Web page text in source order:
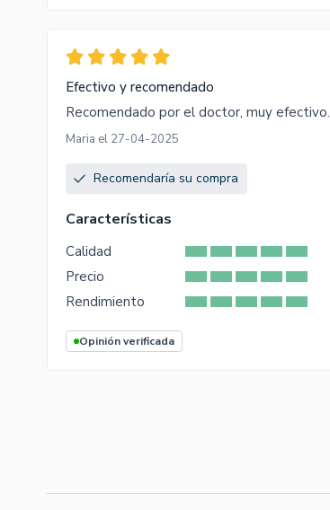
Efectivo y recomendado
Recomendado por el doctor, muy efectivo.
Maria el 27-04-2025
Recomendaría su compra
Características
Calidad
Precio
Rendimiento
Opinión verificada